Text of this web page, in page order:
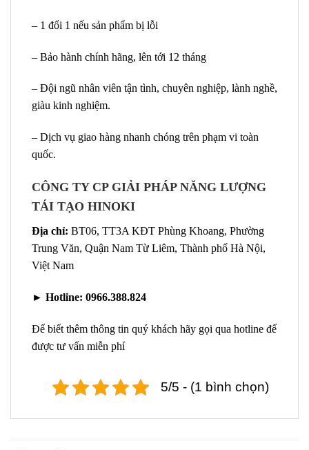
– 1 đổi 1 nếu sản phẩm bị lỗi
– Bảo hành chính hãng, lên tới 12 tháng
– Đội ngũ nhân viên tận tình, chuyên nghiệp, lành nghề,
giàu kinh nghiệm.
– Dịch vụ giao hàng nhanh chóng trên phạm vi toàn
quốc.
CÔNG TY CP GIẢI PHÁP NĂNG LƯỢNG
TÁI TẠO HINOKI
Địa chỉ: BT06, TT3A KĐT Phùng Khoang, Phường
Trung Văn, Quận Nam Từ Liêm, Thành phố Hà Nội,
Việt Nam
► Hotline: 0966.388.824
Để biết thêm thông tin quý khách hãy gọi qua hotline để
được tư vấn miễn phí
5/5 - (1 bình chọn)